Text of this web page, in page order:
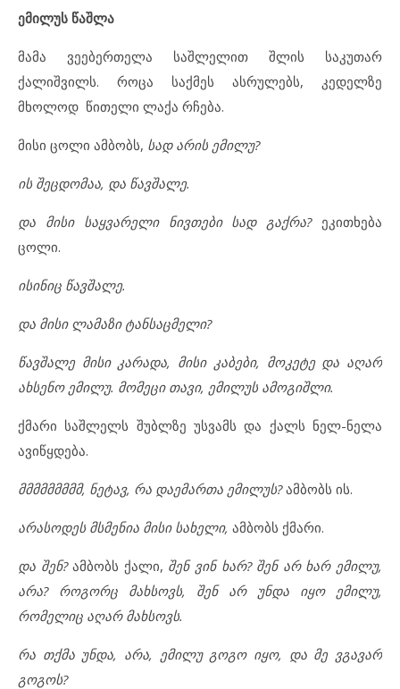
ემილუს წაშლა
მამა ვეებერთელა საშლელით შლის საკუთარ
ქალიშვილს. როცა საქმეს ასრულებს, კედელზე
მხოლოდ წითელი ლაქა რჩება.
მისი ცოლი ამბობს, სად არის ემილუ?
ის შეცდომაა, და წავშალე.
და მისი საყვარელი ნივთები სად გაქრა?ეკითხება
ცოლი.
ისინიც წავშალე.
და მისი ლამაზი ტანსაცმელი?
წავშალე მისი კარადა, მისი კაბები, მოკეტე და აღარ
ახსენო ემილუ. მომეცი თავი, ემილუს ამოგიშლი.
ქმარი საშლელს შუბლზე უსვამს და ქალს ნელ-ნელა
ავიწყდება.
მმმმმმმმმ, ნეტავ, რა დაემართა ემილუს?ამბობს ის.
არასოდეს მსმენია მისი სახელი, ამბობს ქმარი.
და შენ?ამბობს ქალი, შენ ვინ ხარ? შენ არ ხარ ემილუ,
არა? როგორც მახსოვს, შენ არ უნდა იყო ემილუ,
რომელიც აღარ მახსოვს.
რა თქმა უნდა, არა, ემილუ გოგო იყო, და მე ვგავარ
გოგოს?